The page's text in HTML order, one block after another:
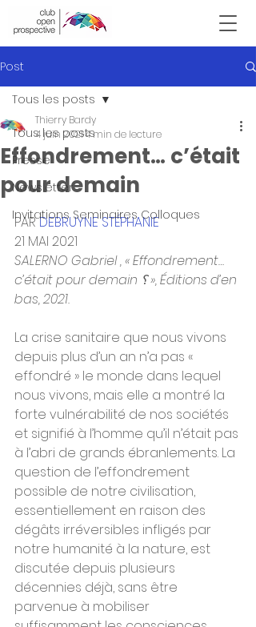
Victor Hugo
Post
Tous les posts
Presse
Newsletter
Invitations Seminaires Colloques
Tous les posts
Effondrement… c’était
pour demain
Thierry Bardy
4 juin 20214 min de lecture
PAR DEBRUYNE STÉPHANIE
21 MAI 2021
SALERNO Gabriel , « Effondrement…
c’était pour demain ؟ », Éditions d’en
bas, 2021.
La crise sanitaire que nous vivons
depuis plus d’un an n’a pas «
effondré » le monde dans lequel
nous vivons, mais elle a montré la
forte vulnérabilité de nos sociétés
et signifié à l’homme qu’il n’était pas
à l’abri de grands ébranlements. La
question de l’effondrement
possible de notre civilisation,
essentiellement en raison des
dégâts irréversibles infligés par
notre humanité à la nature, est
discutée depuis plusieurs
décennies déjà, sans être
parvenue à mobiliser